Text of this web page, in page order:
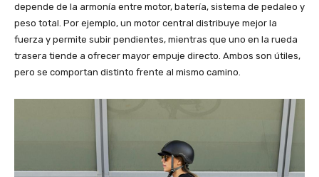
depende de la armonía entre motor, batería, sistema de pedaleo y
peso total. Por ejemplo, un motor central distribuye mejor la
fuerza y permite subir pendientes, mientras que uno en la rueda
trasera tiende a ofrecer mayor empuje directo. Ambos son útiles,
pero se comportan distinto frente al mismo camino.